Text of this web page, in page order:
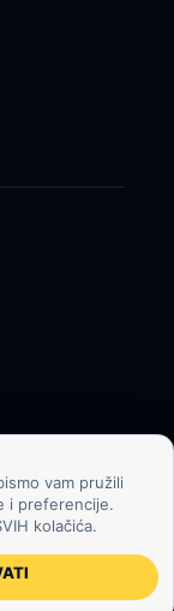
znatiželjne
vam pružili
i preferencije.
kolačića.